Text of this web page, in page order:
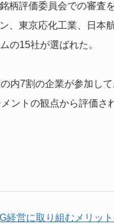
評価委員会での審査
、東京応化工業、日本
の15社が選ばれた。
内7割の企業が参加し
ントの観点から評価さ
営に取り組むメリット